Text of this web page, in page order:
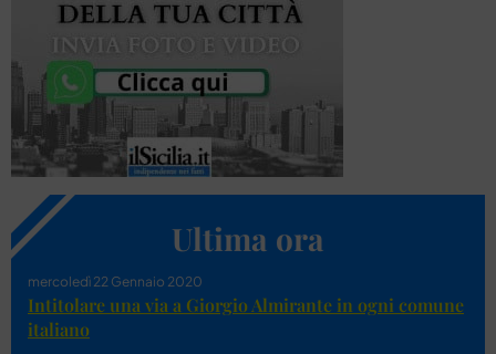
Ultima ora
mercoledì 22 Gennaio 2020
Intitolare una via a Giorgio Almirante in ogni comune
italiano